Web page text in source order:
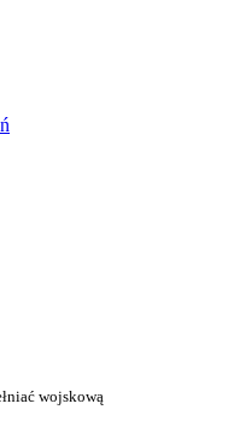
wojskową